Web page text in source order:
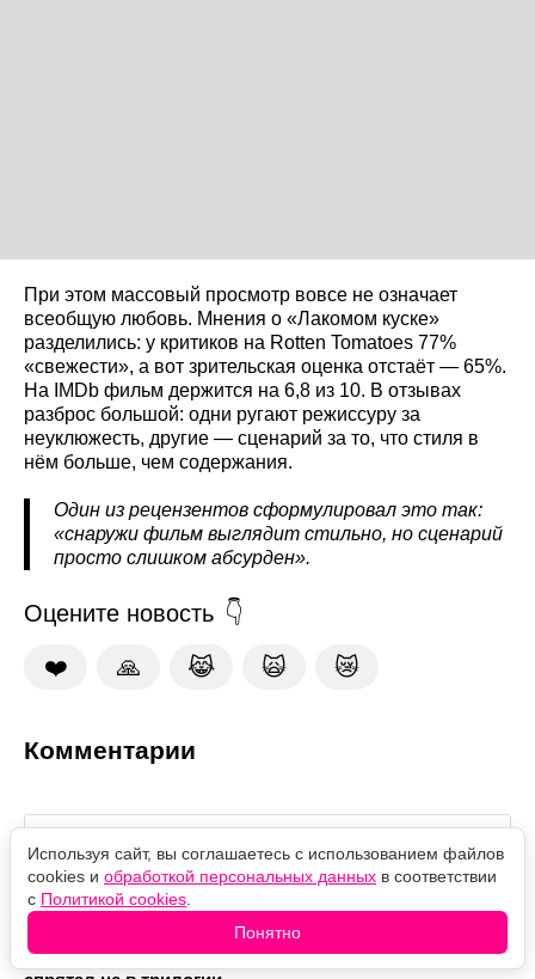
При этом массовый просмотр вовсе не означает
всеобщую любовь. Мнения о «Лакомом куске»
разделились: у критиков на Rotten Tomatoes 77%
«свежести», а вот зрительская оценка отстаёт — 65%.
На IMDb фильм держится на 6,8 из 10. В отзывах
разброс большой: одни ругают режиссуру за
неуклюжесть, другие — сценарий за то, что стиля в
нём больше, чем содержания.
Один из рецензентов сформулировал это так:
«снаружи фильм выглядит стильно, но сценарий
просто слишком абсурден».
Оцените новость
❤️ 🙏 😹 🙀 😿
Комментарии
Почему Гэндальф уплыл с эльфами? Ответ Толкин
Используя сайт, вы соглашаетесь с использованием файлов
cookies и обработкой персональных данных в соответствии
с Политикой cookies
Понятно